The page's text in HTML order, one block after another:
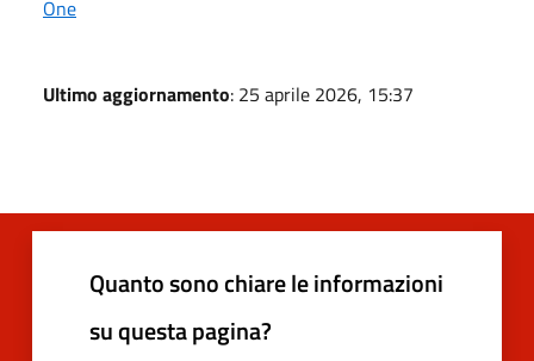
One
Ultimo aggiornamento: 25 aprile 2026, 15:37
Quanto sono chiare le informazioni
su questa pagina?